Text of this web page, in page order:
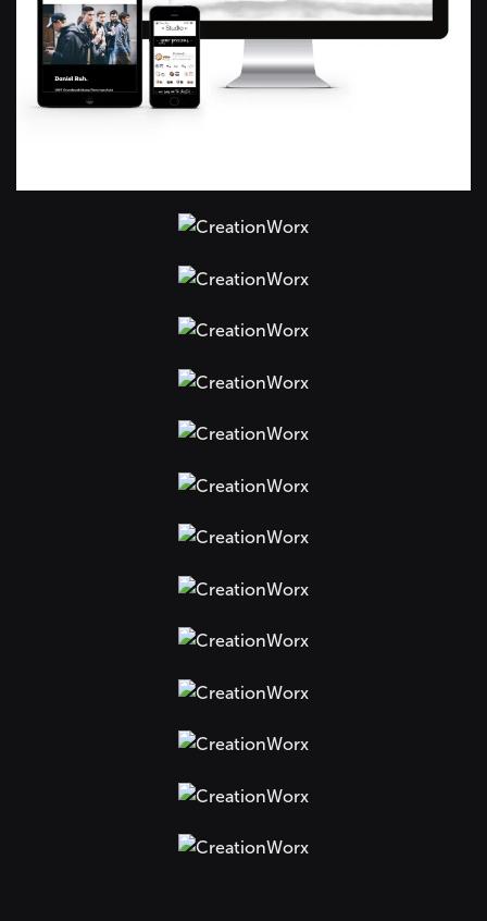
+
+
+
+
+
+
+
+
+
+
+
+
+